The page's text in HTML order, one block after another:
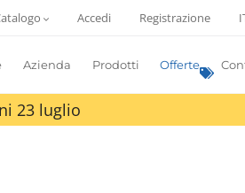
Accedi Registrazione
Azienda Prodotti Offerte
23 luglio